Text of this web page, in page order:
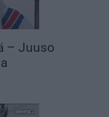
– Juuso